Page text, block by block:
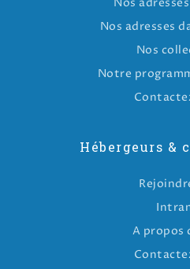
Nos adresses
Nos
Notre
Hébergeurs &
A propos